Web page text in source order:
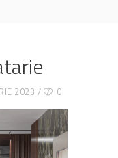
2023 0